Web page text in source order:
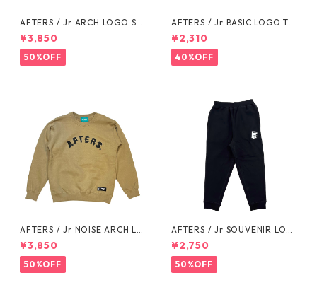
AFTERS / Jr ARCH LOGO SW
EAT
¥3,850
50%OFF
AFTERS / Jr BASIC LOGO TE
E
¥2,310
40%OFF
AFTERS / Jr NOISE ARCH LO
GO SWEAT
¥3,850
50%OFF
AFTERS / Jr SOUVENIR LOG
O SWEAT PANTS
¥2,750
50%OFF